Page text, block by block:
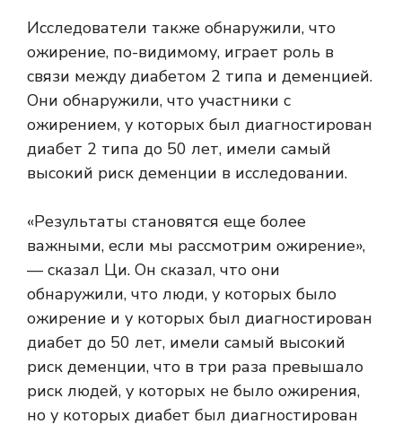
Исследователи также обнаружили, что
ожирение, по-видимому, играет роль в
связи между диабетом 2 типа и деменцией.
Они обнаружили, что участники с
ожирением, у которых был диагностирован
диабет 2 типа до 50 лет, имели самый
высокий риск деменции в исследовании.
«Результаты становятся еще более
важными, если мы рассмотрим ожирение»,
— сказал Ци. Он сказал, что они
обнаружили, что люди, у которых было
ожирение и у которых был диагностирован
диабет до 50 лет, имели самый высокий
риск деменции, что в три раза превышало
риск людей, у которых не было ожирения,
но у которых диабет был диагностирован